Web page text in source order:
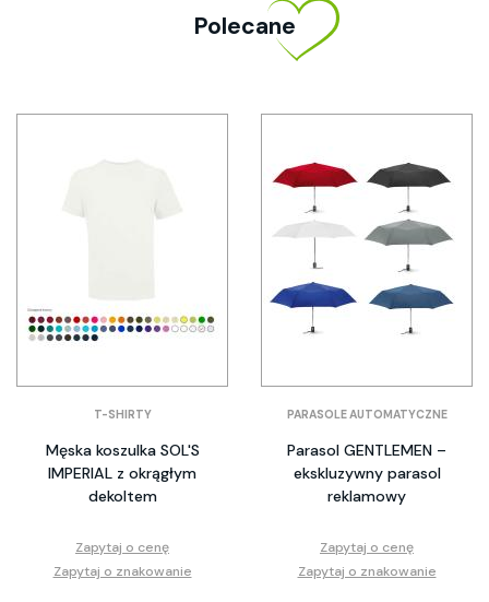
Polecane
T-SHIRTY
Męska koszulka SOL'S
IMPERIAL z okrągłym
dekoltem
Zapytaj o cenę
Zapytaj o znakowanie
PARASOLE AUTOMATYCZNE
Parasol GENTLEMEN –
ekskluzywny parasol
reklamowy
Zapytaj o cenę
Zapytaj o znakowanie